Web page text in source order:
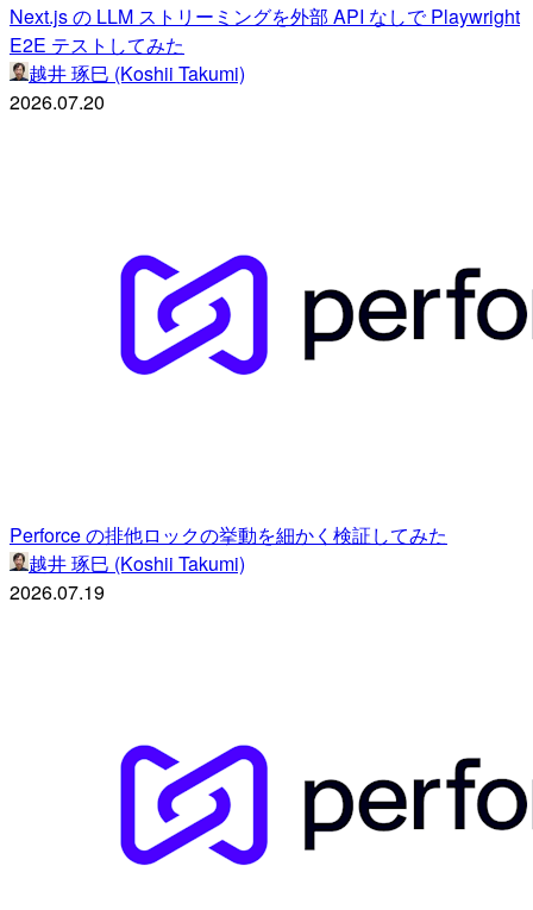
Next.js の LLM ストリーミングを外部 API なしで Playwright
E2E テストしてみた
越井 琢巳 (Koshii Takumi)
2026.07.20
Perforce の排他ロックの挙動を細かく検証してみた
越井 琢巳 (Koshii Takumi)
2026.07.19